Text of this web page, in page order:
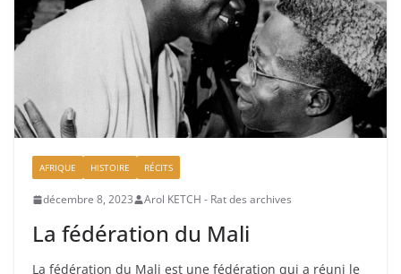
AFRIQUE HISTOIRE RÉCITS
décembre 8, 2023 Arol KETCH - Rat des archives
La fédération du Mali
La fédération du Mali est une fédération qui a réuni le